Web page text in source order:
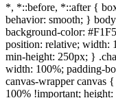
*, *::before, *::after {
behavior: smooth; }
background-color:
position: relative; width:
min-height: 250px; }
width: 100%; padding-
canvas-wrapper canvas
100% !important;